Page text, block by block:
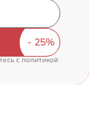
cполитикой